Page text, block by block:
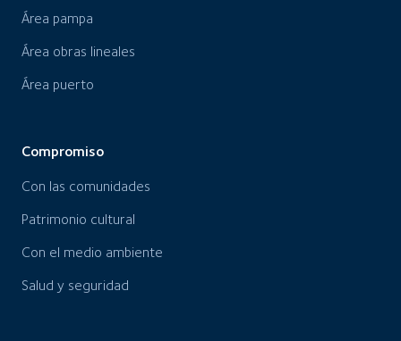
Área pampa
Área obras lineales
Área puerto
Compromiso
Con las comunidades
Patrimonio cultural
Con el medio ambiente
Salud y seguridad